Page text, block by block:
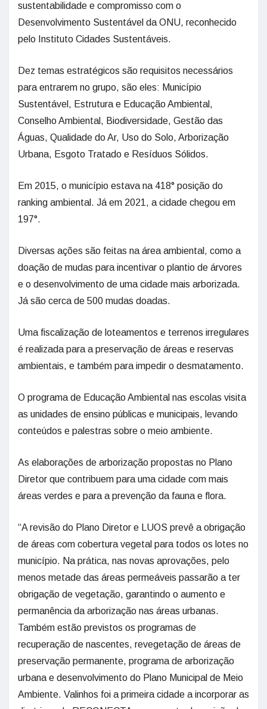
sustentabilidade e compromisso com o
Desenvolvimento Sustentável da ONU, reconhecido
pelo Instituto Cidades Sustentáveis.
Dez temas estratégicos são requisitos necessários
para entrarem no grupo, são eles: Município
Sustentável, Estrutura e Educação Ambiental,
Conselho Ambiental, Biodiversidade, Gestão das
Águas, Qualidade do Ar, Uso do Solo, Arborização
Urbana, Esgoto Tratado e Resíduos Sólidos.
Em 2015, o município estava na 418° posição do
ranking ambiental. Já em 2021, a cidade chegou em
197°.
Diversas ações são feitas na área ambiental, como a
doação de mudas para incentivar o plantio de árvores
e o desenvolvimento de uma cidade mais arborizada.
Já são cerca de 500 mudas doadas.
Uma fiscalização de loteamentos e terrenos irregulares
é realizada para a preservação de áreas e reservas
ambientais, e também para impedir o desmatamento.
O programa de Educação Ambiental nas escolas visita
as unidades de ensino públicas e municipais, levando
conteúdos e palestras sobre o meio ambiente.
As elaborações de arborização propostas no Plano
Diretor que contribuem para uma cidade com mais
áreas verdes e para a prevenção da fauna e flora.
“A revisão do Plano Diretor e LUOS prevê a obrigação
de áreas com cobertura vegetal para todos os lotes no
município. Na prática, nas novas aprovações, pelo
menos metade das áreas permeáveis passarão a ter
obrigação de vegetação, garantindo o aumento e
permanência da arborização nas áreas urbanas.
Também estão previstos os programas de
recuperação de nascentes, revegetação de áreas de
preservação permanente, programa de arborização
urbana e desenvolvimento do Plano Municipal de Meio
Ambiente. Valinhos foi a primeira cidade a incorporar as